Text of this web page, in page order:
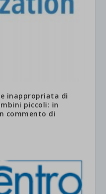
inappropriata di
piccoli: in
commento di